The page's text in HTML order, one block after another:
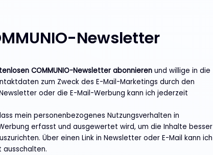
Newsletter
COMMUNIO-Newsletter abonnieren und willige in die
zum Zweck des E-Mail-Marketings durch den
oder die E-Mail-Werbung kann ich jederzeit
mein personenbezogenes Nutzungsverhalten in
erfasst und ausgewertet wird, um die Inhalte besser
Über einen Link in Newsletter oder E-Mail kann ich
ausschalten.